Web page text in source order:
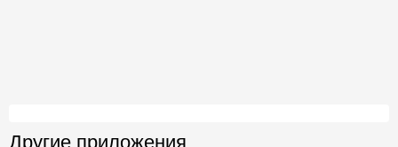
Другие приложения